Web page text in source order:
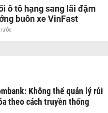
ô tô hạng sang lãi đậm
buôn xe VinFast
Không thể quản lý rủi
theo cách truyền thống